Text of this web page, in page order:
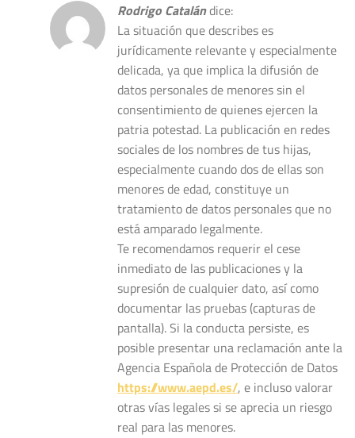
Rodrigo Catalándice:
La situación que describes es
jurídicamente relevante y especialmente
delicada, ya que implica la difusión de
datos personales de menores sin el
consentimiento de quienes ejercen la
patria potestad. La publicación en redes
sociales de los nombres de tus hijas,
especialmente cuando dos de ellas son
menores de edad, constituye un
tratamiento de datos personales que no
está amparado legalmente.
Te recomendamos requerir el cese
inmediato de las publicaciones y la
supresión de cualquier dato, así como
documentar las pruebas (capturas de
pantalla). Si la conducta persiste, es
posible presentar una reclamación ante la
Agencia Española de Protección de Datos
https://www.aepd.es/, e incluso valorar
otras vías legales si se aprecia un riesgo
real para las menores.